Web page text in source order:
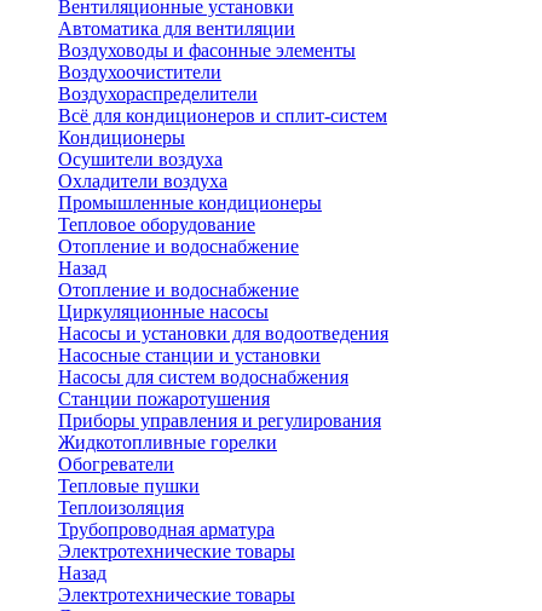
Вентиляционные установки
Автоматика для вентиляции
Воздуховоды и фасонные элементы
Воздухоочистители
Воздухораспределители
Всё для кондиционеров и сплит-систем
Кондиционеры
Осушители воздуха
Охладители воздуха
Промышленные кондиционеры
Тепловое оборудование
Отопление и водоснабжение
Назад
Отопление и водоснабжение
Циркуляционные насосы
Насосы и установки для водоотведения
Насосные станции и установки
Насосы для систем водоснабжения
Станции пожаротушения
Приборы управления и регулирования
Жидкотопливные горелки
Обогреватели
Тепловые пушки
Теплоизоляция
Трубопроводная арматура
Электротехнические товары
Назад
Электротехнические товары